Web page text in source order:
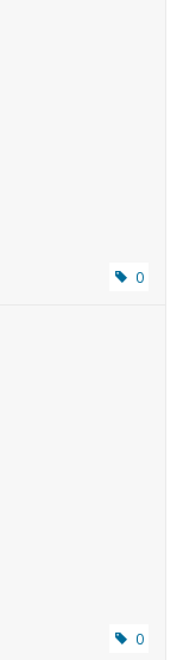
0
0